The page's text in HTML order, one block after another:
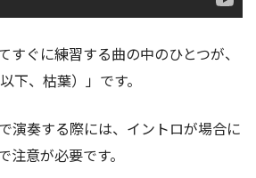
すぐに練習する曲の中のひとつが、
下、枯葉）」です。
演奏する際には、イントロが場合に
注意が必要です。